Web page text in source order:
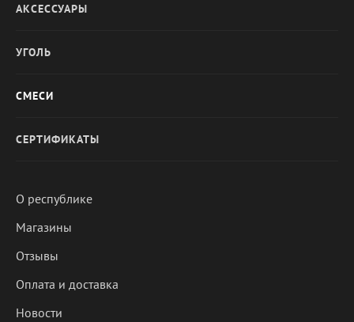
АКСЕССУАРЫ
УГОЛЬ
СМЕСИ
СЕРТИФИКАТЫ
О республике
Магазины
Отзывы
Оплата и доставка
Новости